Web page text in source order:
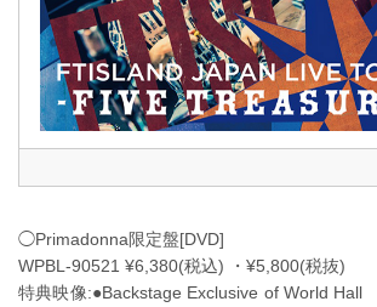
◯Primadonna限定盤[DVD]
WPBL-90521 ¥6,380(税込) ・¥5,800(税抜)
特典映像:●Backstage Exclusive of World Hall